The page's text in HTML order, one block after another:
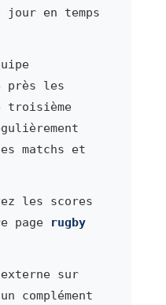
jour en temps
près les
troisième
matchs et
les scores
page
rugby
sur
complément